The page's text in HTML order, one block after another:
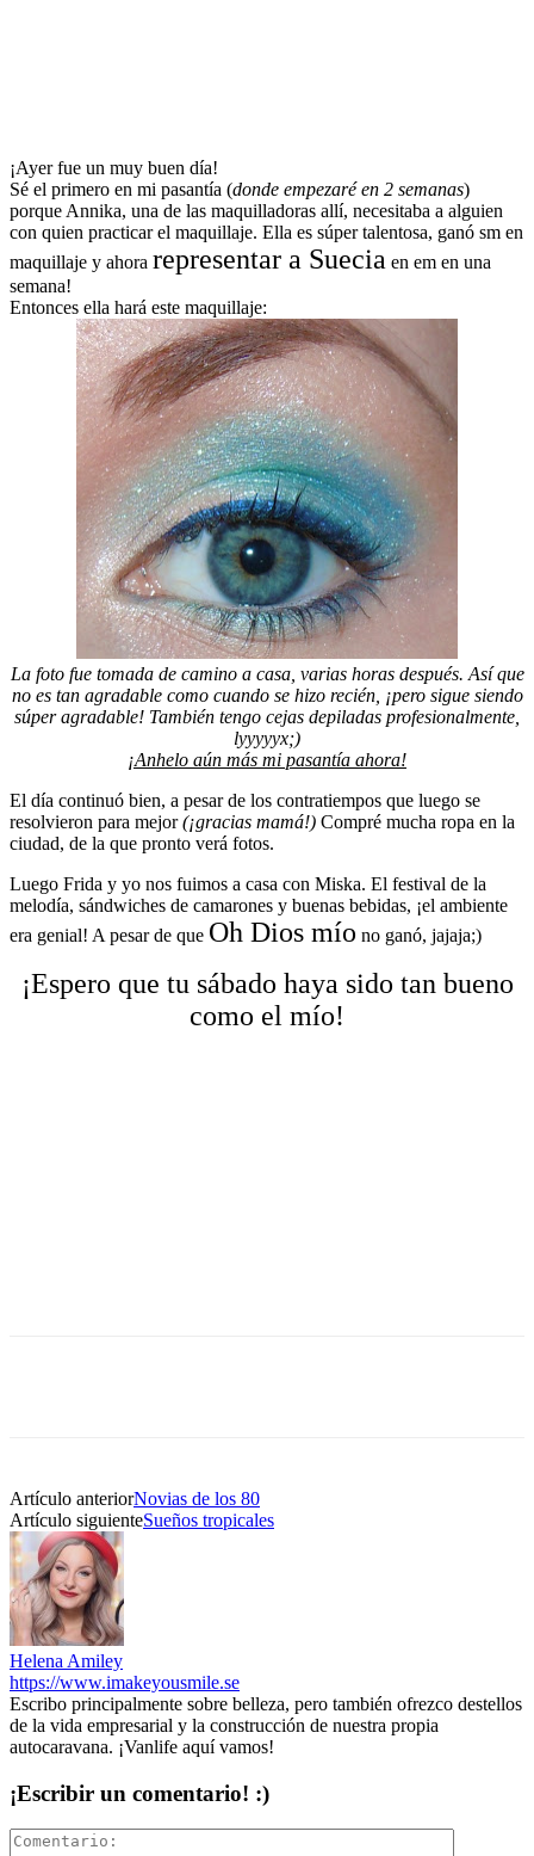
¡Ayer fue un muy buen día!
Sé el primero en mi pasantía (donde empezaré en 2 semanas)
porque Annika, una de las maquilladoras allí, necesitaba a alguien
con quien practicar el maquillaje. Ella es súper talentosa, ganó sm en
maquillaje y ahora representar a Suecia en em en una
semana!
Entonces ella hará este maquillaje:
La foto fue tomada de camino a casa, varias horas después. Así que
no es tan agradable como cuando se hizo recién, ¡pero sigue siendo
súper agradable! También tengo cejas depiladas profesionalmente,
lyyyyyx;)
¡Anhelo aún más mi pasantía ahora!
El día continuó bien, a pesar de los contratiempos que luego se
resolvieron para mejor(¡gracias mamá!) Compré mucha ropa en la
ciudad, de la que pronto verá fotos.
Luego Frida y yo nos fuimos a casa con Miska. El festival de la
melodía, sándwiches de camarones y buenas bebidas, ¡el ambiente
era genial! A pesar de que Oh Dios mío no ganó, jajaja;)
¡Espero que tu sábado haya sido tan bueno
como el mío!
Artículo anteriorNovias de los 80
Artículo siguienteSueños tropicales
Helena Amiley
https://www.imakeyousmile.se
Escribo principalmente sobre belleza, pero también ofrezco destellos
de la vida empresarial y la construcción de nuestra propia
autocaravana. ¡Vanlife aquí vamos!
¡Escribir un comentario! :)